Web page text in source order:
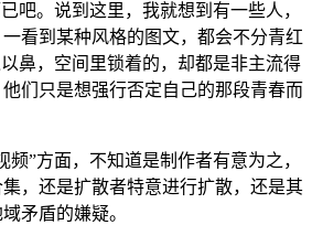
吧。说到这里，我就想到有一些人，
看到某种风格的图文，都会不分青红
鼻，空间里锁着的，却都是非主流得
们只是想强行否定自己的那段青春而
频”方面，不知道是制作者有意为之，
，还是扩散者特意进行扩散，还是其
矛盾的嫌疑。